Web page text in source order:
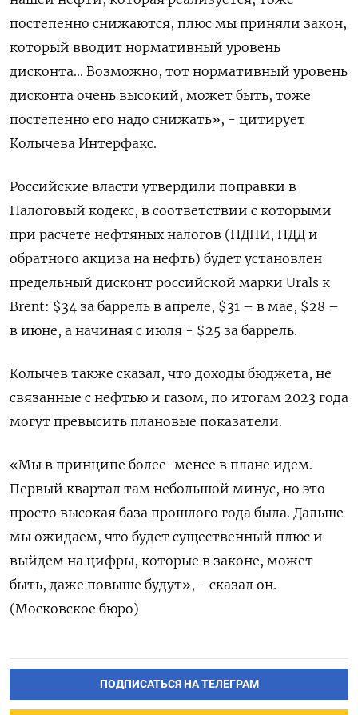
постепенно снижаются, плюс мы приняли закон,
который вводит нормативный уровень
дисконта... Возможно, тот нормативный уровень
дисконта очень высокий, может быть, тоже
постепенно его надо снижать», - цитирует
Колычева Интерфакс.
Российские власти утвердили поправки в
Налоговый кодекс, в соответствии с которыми
при расчете нефтяных налогов (НДПИ, НДД и
обратного акциза на нефть) будет установлен
предельный дисконт российской марки Urals к
Brent: $34 за баррель в апреле, $31 – в мае, $28 –
в июне, а начиная с июля - $25 за баррель.
Колычев также сказал, что доходы бюджета, не
связанные с нефтью и газом, по итогам 2023 года
могут превысить плановые показатели.
«Мы в принципе более-менее в плане идем.
Первый квартал там небольшой минус, но это
просто высокая база прошлого года была. Дальше
мы ожидаем, что будет существенный плюс и
выйдем на цифры, которые в законе, может
быть, даже повыше будут», - сказал он.
(Московское бюро)
ПОДПИСАТЬСЯ НА ТЕЛЕГРАМ